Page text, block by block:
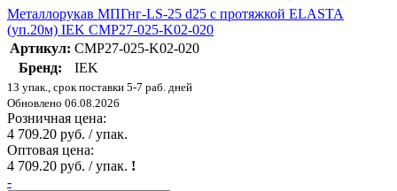
Металлорукав МПГнг-LS-25 d25 с протяжкой ELASTA
(уп.20м) IEK CMP27-025-K02-020
Артикул: CMP27-025-K02-020
Бренд:
IEK
13 упак., срок поставки 5-7 раб. дней
Обновлено 06.08.2026
Розничная цена:
4 709.20 руб. / упак.
Оптовая цена:
4 709.20 руб. / упак. !
-